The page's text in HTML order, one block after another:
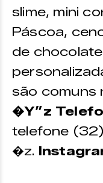
slime, mini
Páscoa,
de
são comuns
�Y”z
telefone
�z.